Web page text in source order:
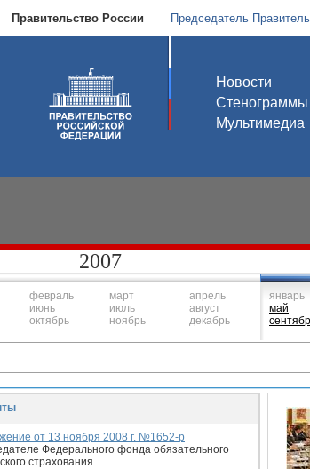
Правительство России Председатель
Новости
Стенограммы
Мультимедиа
2007
февраль
июнь
октябрь
март
июль
ноябрь
апрель
август
декабрь
январь
май
от 13 ноября 2008 г. №1652-р
Федерального фонда обязательного
страхования